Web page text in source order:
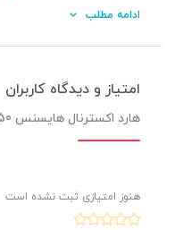
هارد اکسترنال 750 گیگ مدل USB 3.0
ادامه مطلب
امتیاز و دیدگاه کاربران
هارد اکسترنال هایسنس 750 گیگ مدل Haysenser USB 3.0
هنوز امتیازی ثبت نشده است